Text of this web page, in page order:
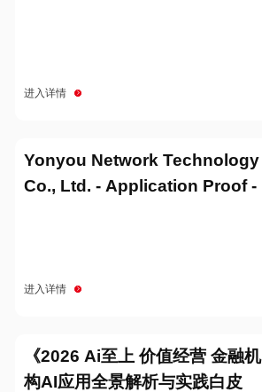
进入详情
Yonyou Network Technology
Co., Ltd. - Application Proof -
进入详情
《2026 Ai至上 价值经营 金融机
构AI应用全景解析与实践白皮